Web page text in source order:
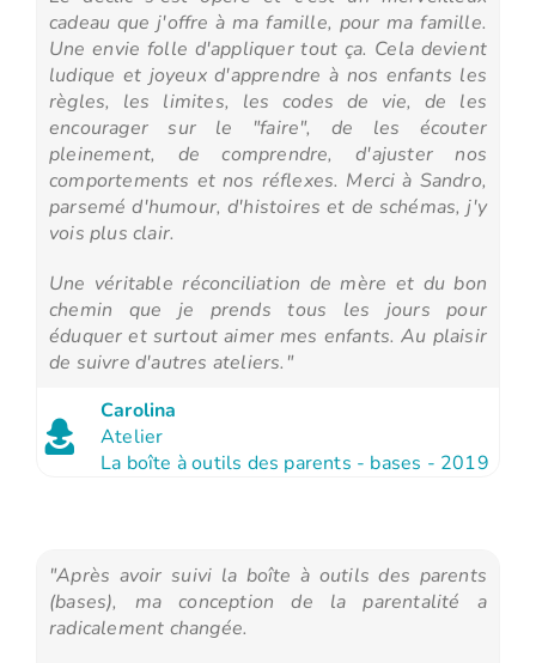
cadeau que j'offre à ma famille, pour ma famille.
Une envie folle d'appliquer tout ça. Cela devient
ludique et joyeux d'apprendre à nos enfants les
règles, les limites, les codes de vie, de les
encourager sur le "faire", de les écouter
pleinement, de comprendre, d'ajuster nos
comportements et nos réflexes. Merci à Sandro,
parsemé d'humour, d'histoires et de schémas, j'y
vois plus clair.
Une véritable réconciliation de mère et du bon
chemin que je prends tous les jours pour
éduquer et surtout aimer mes enfants. Au plaisir
de suivre d'autres ateliers."
Carolina
Atelier
La boîte à outils des parents - bases - 2019
"Après avoir suivi la boîte à outils des parents
(bases), ma conception de la parentalité a
radicalement changée.